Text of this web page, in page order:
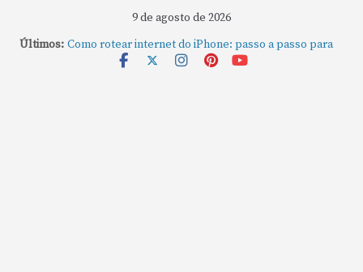
9 de agosto de 2026
Últimos: Como rotear internet do iPhone: passo a passo para
compartilhar a conexão